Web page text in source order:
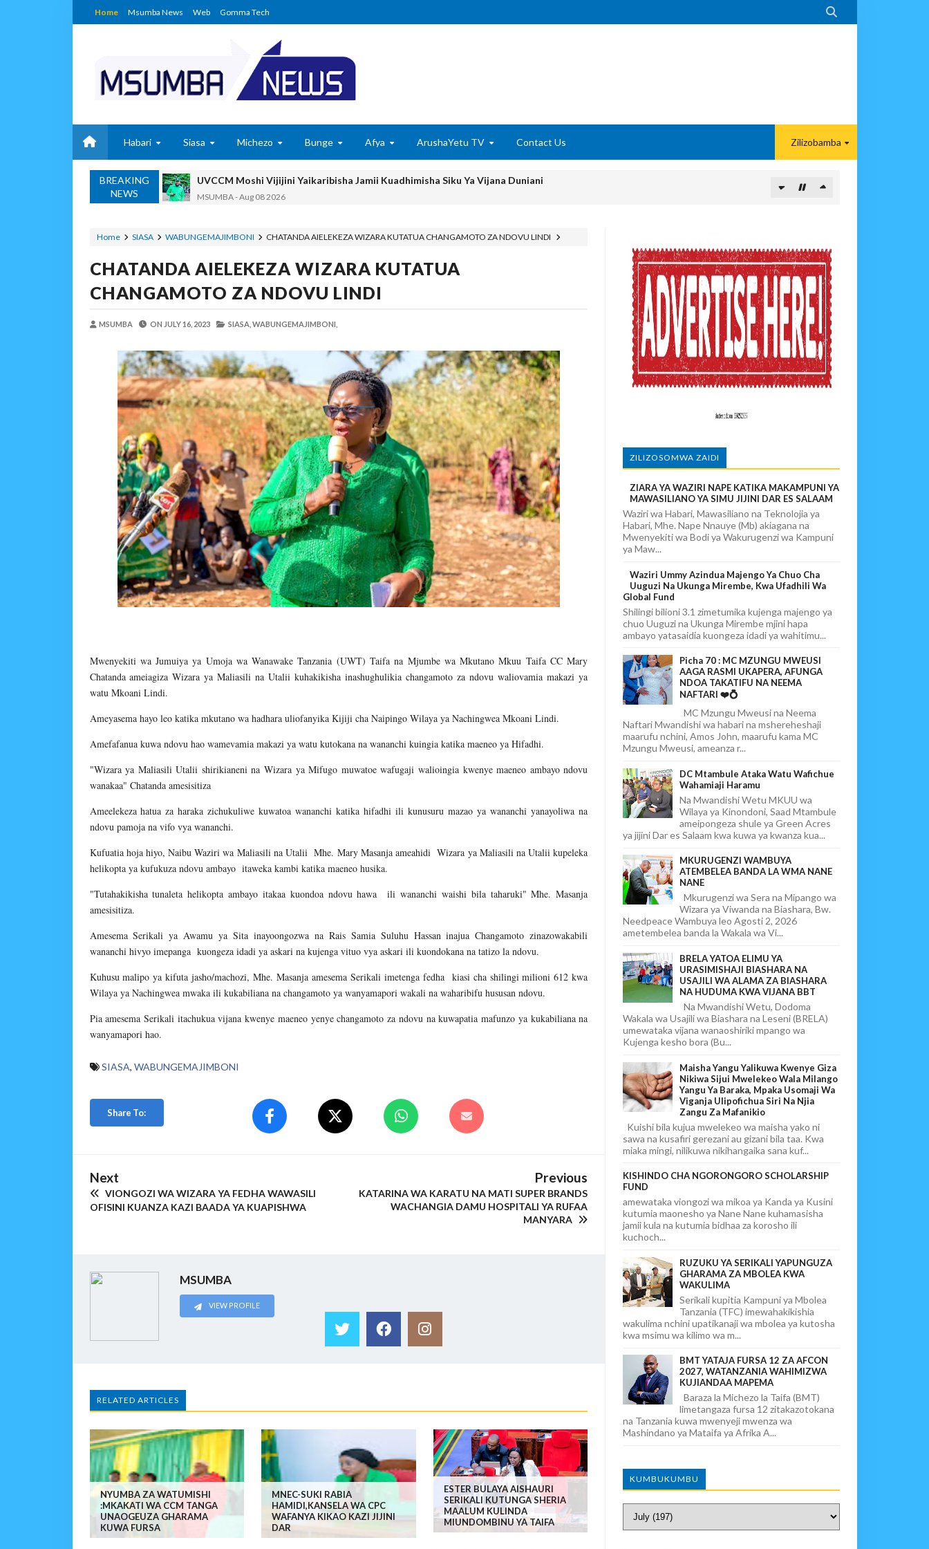
Home Msumba News Web Gomma Tech 
Habari Siasa Michezo Bunge Afya ArushaYetu TV Contact Us Zilizobamba
BREAKING
NEWS
UVCCM Moshi Vijijini Yaikaribisha Jamii Kuadhimisha Siku Ya Vijana Duniani
MSUMBA-Aug 08 2026
MSUMBA -Aug 08 2026
PROF. SHEMDOE AHAIDI TAMISEMI KUTEKELEZA KIKAMILIFU JUKUMU LA USIMAMIZI WA DART
MSUMBA-Aug 08 2026
TPDC YARIDHISHWA NA MAENDELEO YA UJENZI WA PUMP STATION NAMBA 3-MRADI WA EACOP
Nilinusurika Jela Kwa Dhuluma, Mpaka Tiba Ya Kienyeji Iliponipa Ushindi Mahakamani
Zawadi-Aug 08 2026
TANZANIA YAANGAZA TEKNOLOJIA YA NYUKLIA KUKUZA KILIMO, MIFUGO NA VIWANDA
OKULY BLOG-Aug 08 2026
MGALU APONGEZA HATUA ZA SERIKALI KUHAMASISHA MATUMIZI YA NISHATI SAFI YA KUPIKIA
MSUMBA- Aug 08 2026
WMA YAPONGEZWA KWA KUANZISHA KLABU ZA VIPIMO SHULENI
OKULY BLOG- Aug 08 2026
TBS Yaendelea Kutoa Elimu Ya Uthibitishaji Ubora Wa Bidhaa Nanenane Morogoro
OSCAR ASSENGA-Aug 08 2026
Home SIASA WABUNGEMAJIMBONI CHATANDA AIELEKEZA WIZARA KUTATUA CHANGAMOTO ZA NDOVU LINDI
CHATANDA AIELEKEZA WIZARA KUTATUA
CHANGAMOTO ZA NDOVU LINDI
MSUMBA ON JULY 16, 2023 SIASA, WABUNGEMAJIMBONI,
Mwenyekiti wa Jumuiya ya Umoja wa Wanawake Tanzania (UWT) Taifa na Mjumbe wa Mkutano Mkuu Taifa CC Mary
Chatanda ameiagiza Wizara ya Maliasili na Utalii kuhakikisha inashughulikia changamoto za ndovu waliovamia makazi ya
watu Mkoani Lindi.
Ameyasema hayo leo katika mkutano wa hadhara uliofanyika Kijiji cha Naipingo Wilaya ya Nachingwea Mkoani Lindi.
Amefafanua kuwa ndovu hao wamevamia makazi ya watu kutokana na wananchi kuingia katika maeneo ya Hifadhi.
"Wizara ya Maliasili Utalii shirikianeni na Wizara ya Mifugo muwatoe wafugaji walioingia kwenye maeneo ambayo ndovu
wanakaa" Chatanda amesisitiza
Ameelekeza hatua za haraka zichukuliwe kuwatoa wananchi katika hifadhi ili kunusuru mazao ya wananchi yanayoliwa na
ndovu pamoja na vifo vya wananchi.
Kufuatia hoja hiyo, Naibu Waziri wa Maliasili na Utalii Mhe. Mary Masanja ameahidi Wizara ya Maliasili na Utalii kupeleka
helikopta ya kufukuza ndovu ambayo itaweka kambi katika maeneo husika.
"Tutahakikisha tunaleta helikopta ambayo itakaa kuondoa ndovu hawa ili wananchi waishi bila taharuki" Mhe. Masanja
amesisitiza.
Amesema Serikali ya Awamu ya Sita inayoongozwa na Rais Samia Suluhu Hassan inajua Changamoto zinazowakabili
wananchi hivyo imepanga kuongeza idadi ya askari na kujenga vituo vya askari ili kuondokana na tatizo la ndovu.
Kuhusu malipo ya kifuta jasho/machozi, Mhe. Masanja amesema Serikali imetenga fedha kiasi cha shilingi milioni 612 kwa
Wilaya ya Nachingwea mwaka ili kukabiliana na changamoto ya wanyamapori wakali na waharibifu hususan ndovu.
Pia amesema Serikali itachukua vijana kwenye maeneo yenye changamoto za ndovu na kuwapatia mafunzo ya kukabiliana na
wanyamapori hao.
SIASA, WABUNGEMAJIMBONI
Share To:
Next
VIONGOZI WA WIZARA YA FEDHA WAWASILI
OFISINI KUANZA KAZI BAADA YA KUAPISHWA
Previous
KATARINA WA KARATU NA MATI SUPER BRANDS
WACHANGIA DAMU HOSPITALI YA RUFAA
MANYARA
MSUMBA
VIEW PROFILE
RELATED ARTICLES
NYUMBA ZA WATUMISHI
:MKAKATI WA CCM TANGA
UNAOGEUZA GHARAMA
KUWA FURSA
MNEC-SUKI RABIA
HAMIDI,KANSELA WA CPC
WAFANYA KIKAO KAZI JIJINI
DAR
ESTER BULAYA AISHAURI
SERIKALI KUTUNGA SHERIA
MAALUM KULINDA
MIUNDOMBINU YA TAIFA
ZILIZOSOMWA ZAIDI
ZIARA YA WAZIRI NAPE KATIKA MAKAMPUNI YA
MAWASILIANO YA SIMU JIJINI DAR ES SALAAM
Waziri wa Habari, Mawasiliano na Teknolojia ya
Habari, Mhe. Nape Nnauye (Mb) akiagana na
Mwenyekiti wa Bodi ya Wakurugenzi wa Kampuni
ya Maw...
Waziri Ummy Azindua Majengo Ya Chuo Cha
Uuguzi Na Ukunga Mirembe, Kwa Ufadhili Wa
Global Fund
Shilingi bilioni 3.1 zimetumika kujenga majengo ya
chuo Uuguzi na Ukunga Mirembe mjini hapa
ambayo yatasaidia kuongeza idadi ya wahitimu...
Picha 70 : MC MZUNGU MWEUSI
AAGA RASMI UKAPERA, AFUNGA
NDOA TAKATIFU NA NEEMA
NAFTARI ❤️💍
MC Mzungu Mweusi na Neema
Naftari Mwandishi wa habari na mshereheshaji
maarufu nchini, Amos John, maarufu kama MC
Mzungu Mweusi, ameanza r...
DC Mtambule Ataka Watu Wafichue
Wahamiaji Haramu
Na Mwandishi Wetu MKUU wa
Wilaya ya Kinondoni, Saad Mtambule
ameipongeza shule ya Green Acres
ya jijini Dar es Salaam kwa kuwa ya kwanza kua...
MKURUGENZI WAMBUYA
ATEMBELEA BANDA LA WMA NANE
NANE
Mkurugenzi wa Sera na Mipango wa
Wizara ya Viwanda na Biashara, Bw.
Needpeace Wambuya leo Agosti 2, 2026
ametembelea banda la Wakala wa Vi...
BRELA YATOA ELIMU YA
URASIMISHAJI BIASHARA NA
USAJILI WA ALAMA ZA BIASHARA
NA HUDUMA KWA VIJANA BBT
Na Mwandishi Wetu, Dodoma
Wakala wa Usajili wa Biashara na Leseni (BRELA)
umewataka vijana wanaoshiriki mpango wa
Kujenga kesho bora (Bu...
Maisha Yangu Yalikuwa Kwenye Giza
Nikiwa Sijui Mwelekeo Wala Milango
Yangu Ya Baraka, Mpaka Usomaji Wa
Viganja Ulipofichua Siri Na Njia
Zangu Za Mafanikio
Kuishi bila kujua mwelekeo wa maisha yako ni
sawa na kusafiri gerezani au gizani bila taa. Kwa
miaka mingi, nilikuwa nikihangaika sana kuf...
KISHINDO CHA NGORONGORO SCHOLARSHIP
FUND
amewataka viongozi wa mikoa ya Kanda ya Kusini
kutumia maonesho ya Nane Nane kuhamasisha
jamii kula na kutumia bidhaa za korosho ili
kuchoch...
RUZUKU YA SERIKALI YAPUNGUZA
GHARAMA ZA MBOLEA KWA
WAKULIMA
Serikali kupitia Kampuni ya Mbolea
Tanzania (TFC) imewahakikishia
wakulima nchini upatikanaji wa mbolea ya kutosha
kwa msimu wa kilimo wa m...
BMT YATAJA FURSA 12 ZA AFCON
2027, WATANZANIA WAHIMIZWA
KUJIANDAA MAPEMA
Baraza la Michezo la Taifa (BMT)
limetangaza fursa 12 zitakazotokana
na Tanzania kuwa mwenyeji mwenza wa
Mashindano ya Mataifa ya Afrika A...
KUMBUKUMBU